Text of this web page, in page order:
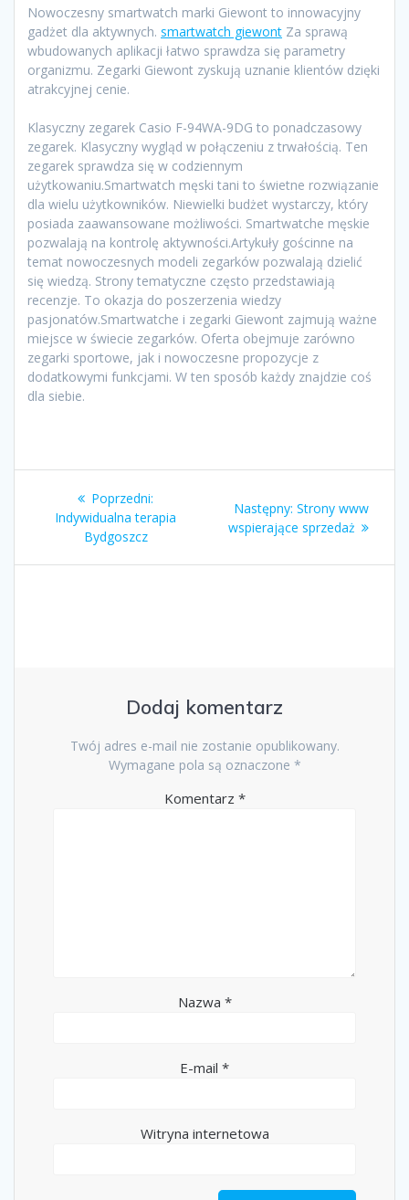
Nowoczesny smartwatch marki Giewont to innowacyjny
gadżet dla aktywnych. smartwatch giewont Za sprawą
wbudowanych aplikacji łatwo sprawdza się parametry
organizmu. Zegarki Giewont zyskują uznanie klientów dzięki
atrakcyjnej cenie.
Klasyczny zegarek Casio F-94WA-9DG to ponadczasowy
zegarek. Klasyczny wygląd w połączeniu z trwałością. Ten
zegarek sprawdza się w codziennym
użytkowaniu.Smartwatch męski tani to świetne rozwiązanie
dla wielu użytkowników. Niewielki budżet wystarczy, który
posiada zaawansowane możliwości. Smartwatche męskie
pozwalają na kontrolę aktywności.Artykuły gościnne na
temat nowoczesnych modeli zegarków pozwalają dzielić
się wiedzą. Strony tematyczne często przedstawiają
recenzje. To okazja do poszerzenia wiedzy
pasjonatów.Smartwatche i zegarki Giewont zajmują ważne
miejsce w świecie zegarków. Oferta obejmuje zarówno
zegarki sportowe, jak i nowoczesne propozycje z
dodatkowymi funkcjami. W ten sposób każdy znajdzie coś
dla siebie.
Nawigacja
wpisu
Poprzedni:
wpis:
Indywidualna terapia
Bydgoszcz
Następny: Następny
wpis:
Strony www
wspierające sprzedaż
Dodaj komentarz
Twój adres e-mail nie zostanie opublikowany.
Wymagane pola są oznaczone *
Komentarz *
Nazwa *
E-mail *
Witryna internetowa